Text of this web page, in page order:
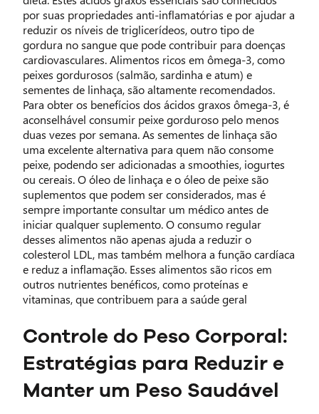
por suas propriedades anti-inflamatórias e por ajudar a
reduzir os níveis de triglicerídeos, outro tipo de
gordura no sangue que pode contribuir para doenças
cardiovasculares. Alimentos ricos em ômega-3, como
peixes gordurosos (salmão, sardinha e atum) e
sementes de linhaça, são altamente recomendados.
Para obter os benefícios dos ácidos graxos ômega-3, é
aconselhável consumir peixe gorduroso pelo menos
duas vezes por semana. As sementes de linhaça são
uma excelente alternativa para quem não consome
peixe, podendo ser adicionadas a smoothies, iogurtes
ou cereais. O óleo de linhaça e o óleo de peixe são
suplementos que podem ser considerados, mas é
sempre importante consultar um médico antes de
iniciar qualquer suplemento. O consumo regular
desses alimentos não apenas ajuda a reduzir o
colesterol LDL, mas também melhora a função cardíaca
e reduz a inflamação. Esses alimentos são ricos em
outros nutrientes benéficos, como proteínas e
vitaminas, que contribuem para a saúde geral
Controle do Peso Corporal:
Estratégias para Reduzir e
Manter um Peso Saudável